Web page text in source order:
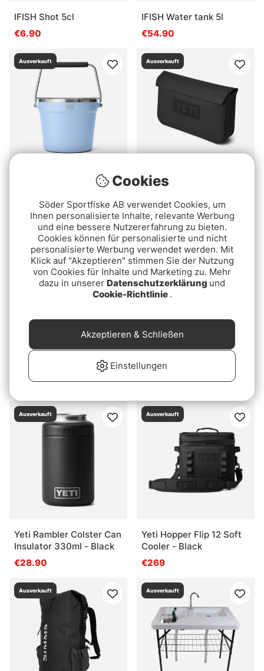
IFISH Shot 5cl
€6.90
IFISH Water tank 5l
€54.90
Ausverkauft
Yeti Beverage Bucket
€159
Ausverkauft
Yeti Sidekick Dry 3L
Black
€54.90
Ausverkauft
Wild River Backpack
Ausverkauft
IFISH Gas Stove Cook'n
Go Twin
Ausverkauft
Yeti Rambler Colster Can
Insulator 330ml - Black
€28.90
Ausverkauft
Yeti Hopper Flip 12 Soft
Cooler - Black
€269
Ausverkauft Ausverkauft
Cookies
Söder Sportfiske AB verwendet Cookies, um
Ihnen personalisierte Inhalte, relevante Werbung
und eine bessere Nutzererfahrung zu bieten.
Cookies können für personalisierte und nicht
personalisierte Werbung verwendet werden. Mit
Klick auf "Akzeptieren" stimmen Sie der Nutzung
von Cookies für Inhalte und Marketing zu. Mehr
dazu in unserer Datenschutzerklärung und
Cookie-Richtlinie .
Einstellungen
Akzeptieren & Schließen